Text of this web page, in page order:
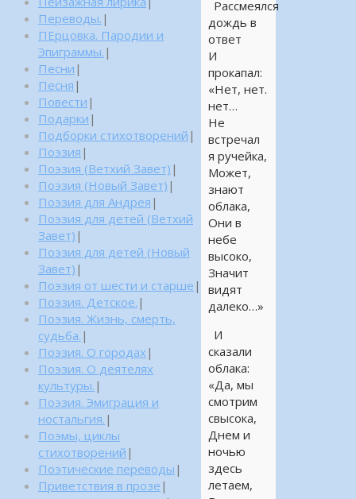
Рассмеялся
дождь в
ответ
И
прокапал:
«Нет, нет.
нет…
Не
встречал
я ручейка,
Может,
знают
облака,
Они в
небе
высоко,
Значит
видят
далеко…»
И
сказали
облака:
«Да, мы
смотрим
свысока,
Днем и
ночью
здесь
летаем,
Переводы. |
ПЕрцовка. Пародии и
Эпиграммы. |
Песни |
Песня |
Повести |
Подарки |
Подборки стихотворений |
Поэзия |
Поэзия (Ветхий Завет) |
Поэзия (Новый Завет) |
Поэзия для Андрея |
Поэзия для детей (Ветхий
Завет) |
Поэзия для детей (Новый
Завет) |
Поэзия от шести и старше |
Поэзия. Детское. |
Поэзия. Жизнь, смерть,
судьба. |
Поэзия. О городах |
Поэзия. О деятелях
культуры. |
Поэзия. Эмиграция и
ностальгия. |
Поэмы, циклы
стихотворений |
Поэтические переводы |
Приветствия в прозе |